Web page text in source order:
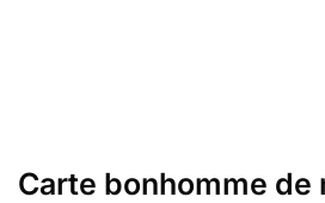
Carte bonhomme de